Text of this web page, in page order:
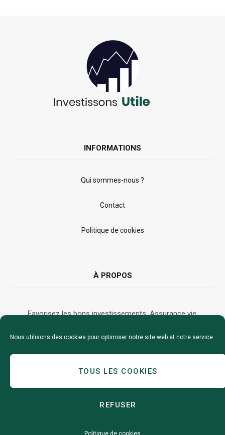
Nous utilisons des cookies pour optimiser notre site web et notre service.
TOUS LES COOKIES
REFUSER
Politique de cookies
INFORMATIONS
Qui sommes-nous ?
Contact
Politique de cookies
À PROPOS
Favorisez les bons investissements. Assurance vie,
argent.
Tous droits réservés © 2019 | investissons-utile.fr